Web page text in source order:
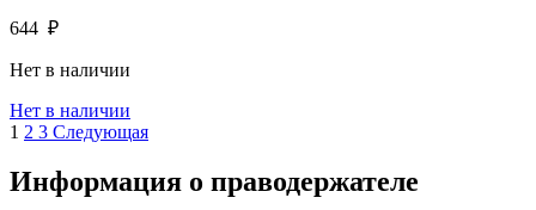
644 ₽
Нет в наличии
Нет в наличии
1 2 3 Следующая
Информация о праводержателе